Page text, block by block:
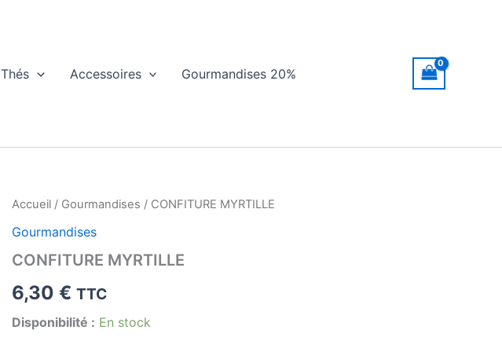
Thés Accessoires Gourmandises 20%
Accueil / Gourmandises / CONFITURE MYRTILLE
Gourmandises
CONFITURE MYRTILLE
6,30 € TTC
Disponibilité : En stock